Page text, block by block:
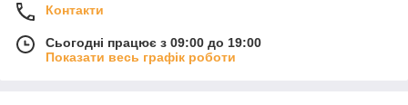
Контакти
Сьогодні працює з 09:00 до 19:00
Показати весь графік роботи